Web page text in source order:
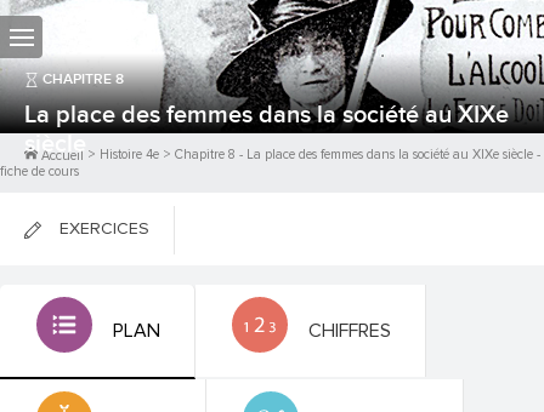
CHAPITRE8
La place des femmes dans la société au XIXe
siècle
Accueil > Histoire 4e > Chapitre 8 - La place des femmes dans la société au XIXe siècle -
fiche de cours
EXERCICES
FICHES DE COURS
PLAN CHIFFRES